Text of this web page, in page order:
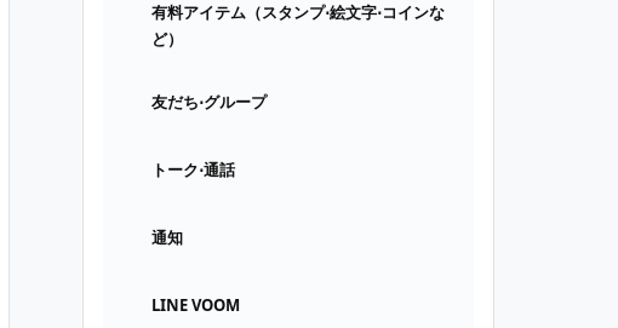
有料アイテム（スタンプ⋅絵文字⋅コインな
ど）
友だち⋅グループ
トーク⋅通話
通知
LINE VOOM